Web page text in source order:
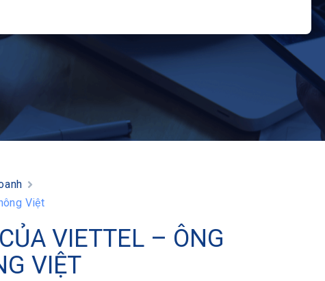
Việt
VIETTEL – ÔNG
VIỆT